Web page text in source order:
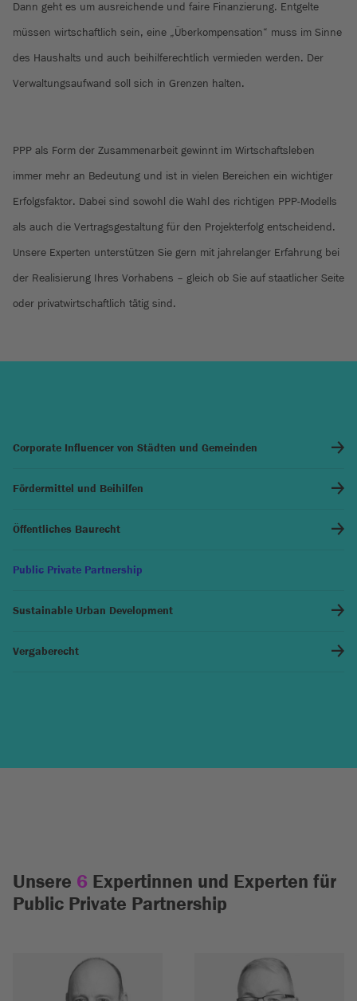
Dann geht es um ausreichende und faire Finanzierung. Entgelte
müssen wirtschaftlich sein, eine „Überkompensation“ muss im Sinne
des Haushalts und auch beihilferechtlich vermieden werden. Der
Verwaltungsaufwand soll sich in Grenzen halten.
PPP als Form der Zusammenarbeit gewinnt im Wirtschaftsleben
immer mehr an Bedeutung und ist in vielen Bereichen ein wichtiger
Erfolgsfaktor. Dabei sind sowohl die Wahl des richtigen PPP-Modells
als auch die Vertragsgestaltung für den Projekterfolg entscheidend.
Unsere Experten unterstützen Sie gern mit jahrelanger Erfahrung bei
der Realisierung Ihres Vorhabens – gleich ob Sie auf staatlicher Seite
oder privatwirtschaftlich tätig sind.
Corporate Influencer von Städten und Gemeinden
Fördermittel und Beihilfen
Öffentliches Baurecht
Public Private Partnership
Sustainable Urban Development
Vergaberecht
Unsere 6 Expertinnen und Experten für
Public Private Partnership